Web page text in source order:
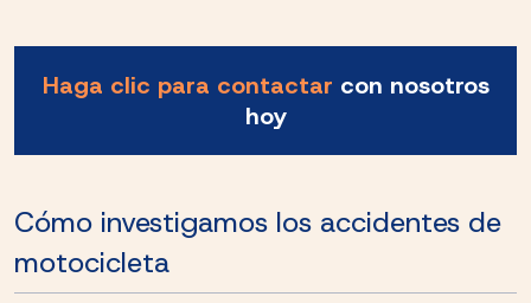
Haga clic para contactar con nosotros
hoy
Cómo investigamos los accidentes de
motocicleta